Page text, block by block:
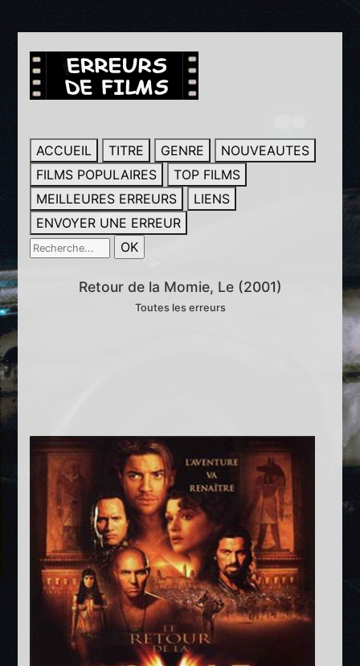
ACCUEIL TITRE GENRE
NOUVEAUTES
FILMS POPULAIRES
TOP FILMS
MEILLEURES ERREURS
LIENS
ENVOYER UNE ERREUR
Retour de la Momie, Le (2001)
Toutes les erreurs